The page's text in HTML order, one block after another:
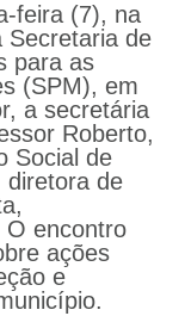
feira (7), na
Secretaria de
para as
(SPM), em
a secretária
Roberto,
Social de
diretora de
O encontro
ações
e